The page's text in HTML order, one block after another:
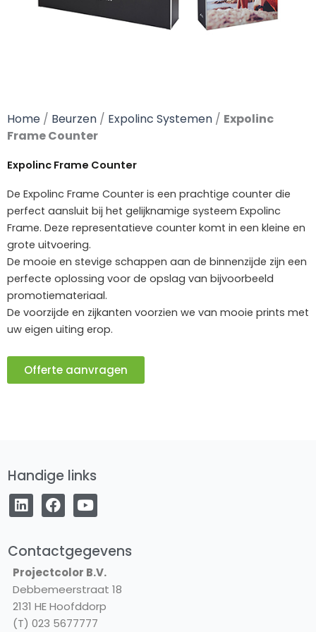
Home / Beurzen / Expolinc Systemen / Expolinc
Frame Counter
Expolinc Frame Counter
De Expolinc Frame Counter is een prachtige counter die
perfect aansluit bij het gelijknamige systeem Expolinc
Frame. Deze representatieve counter komt in een kleine en
grote uitvoering.
De mooie en stevige schappen aan de binnenzijde zijn een
perfecte oplossing voor de opslag van bijvoorbeeld
promotiemateriaal.
De voorzijde en zijkanten voorzien we van mooie prints met
uw eigen uiting erop.
Offerte aanvragen
Handige links
L
i
n
e
i
n
F
a
c
b
o
o
k
Y
o
u
u
b
e
Contactgegevens
Projectcolor B.V.
Debbemeerstraat 18
2131 HE Hoofddorp
(T) 023 5677777